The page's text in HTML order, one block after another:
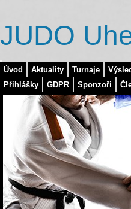
Úvod Aktuality Turnaje
Přihlášky
GDPR Sponzoři
JUDO